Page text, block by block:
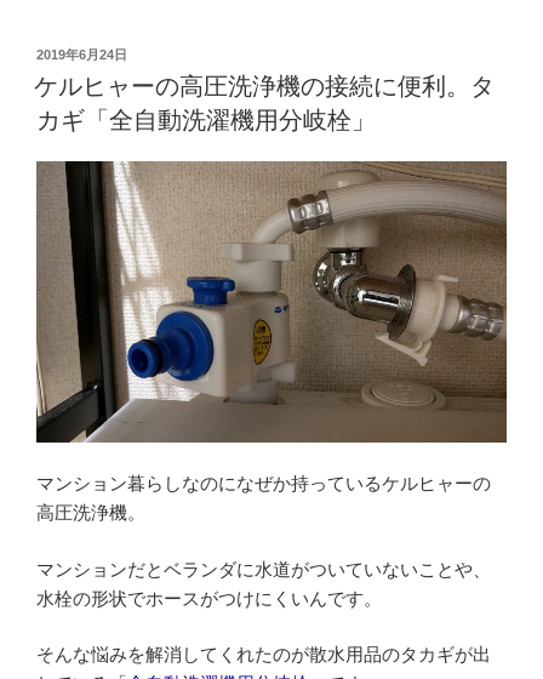
し
よ
う
の
ん」
訪
問
レ
ポ
ー
ト！
田
園
市
線
高
津
で
日
酒
飲
な
投
稿
日:
2019年6月24日
ケルヒャーの高圧洗浄機の接続に便利。タ
カギ「全自動洗濯機用分岐栓」
マンション暮らしなのになぜか持っているケルヒャーの
高圧洗浄機。
マンションだとベランダに水道がついていないことや、
水栓の形状でホースがつけにくいんです。
そんな悩みを解消してくれたのが散水用品のタカギが出